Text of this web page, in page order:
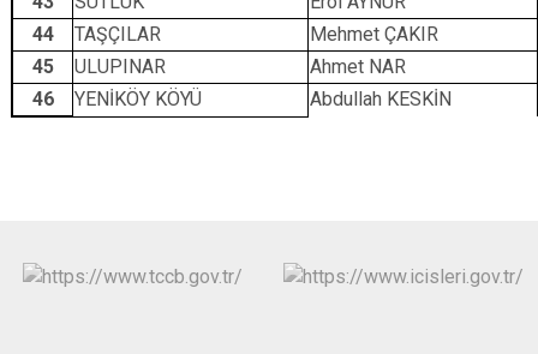
44
TAŞÇILAR
Mehmet ÇAKIR
45
ULUPINAR
Ahmet NAR
46
YENİKÖY KÖYÜ Abdullah KESKİN